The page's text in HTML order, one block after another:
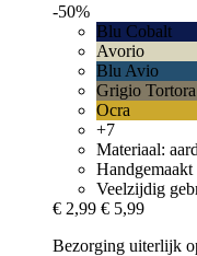
-50%
Blu Cobalt
Avorio
Blu Avio
Grigio Tortora
Ocra
+7
Materiaal:
Handgemaakt
Veelzijdig
€ 2,99 € 5,99
Bezorging uiterlijk